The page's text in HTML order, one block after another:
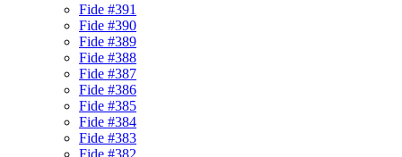
Fide #391
Fide #390
Fide #389
Fide #388
Fide #387
Fide #386
Fide #385
Fide #384
Fide #383